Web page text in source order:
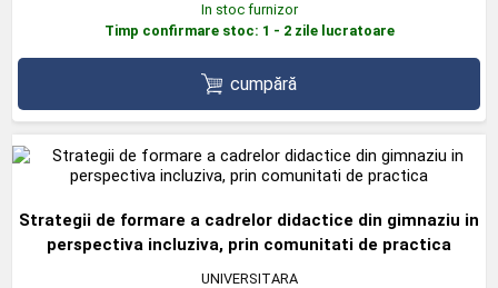
In stoc furnizor
Timp confirmare stoc: 1 - 2 zile lucratoare
cumpără
Strategii de formare a cadrelor didactice din gimnaziu in
perspectiva incluziva, prin comunitati de practica
UNIVERSITARA